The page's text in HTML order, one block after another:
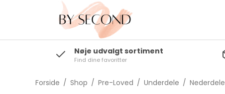
Bluser/Skjorter
Nøje udvalgt sortiment
Find dine favoritter
Forside / Shop / Pre-Loved / Underdele / Nederdele